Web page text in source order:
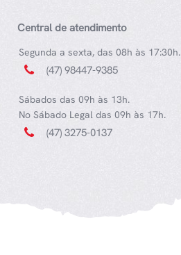
Central de atendimento
Segunda a sexta, das 08h às 17:30h.
(47) 98447-9385
Sábados das 09h às 13h.
No Sábado Legal das 09h às 17h.
(47) 3275-0137